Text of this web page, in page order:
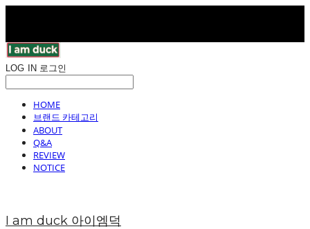
LOG IN 로그인
HOME
브랜드 카테고리
ABOUT
Q&A
REVIEW
NOTICE
I am duck 아이엠덕